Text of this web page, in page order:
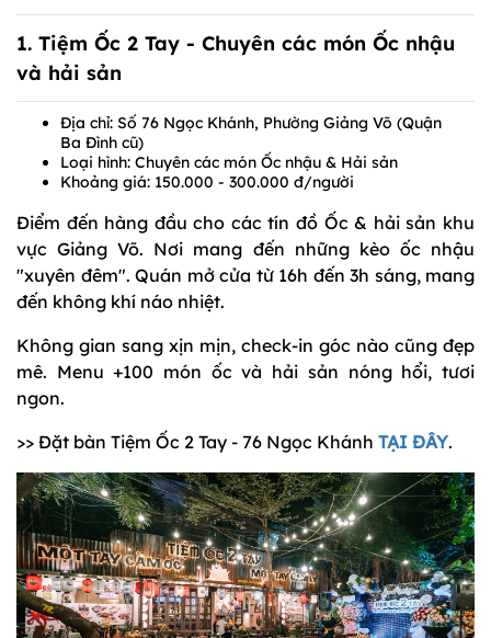
1. Tiệm Ốc 2 Tay - Chuyên các món Ốc nhậu
và hải sản
Địa chỉ: Số 76 Ngọc Khánh, Phường Giảng Võ (Quận
Ba Đình cũ)
Loại hình: Chuyên các món Ốc nhậu & Hải sản
Khoảng giá: 150.000 - 300.000 đ/người
Điểm đến hàng đầu cho các tín đồ Ốc & hải sản khu
vực Giảng Võ. Nơi mang đến những kèo ốc nhậu
"xuyên đêm". Quán mở cửa từ 16h đến 3h sáng, mang
đến không khí náo nhiệt.
Không gian sang xịn mịn, check-in góc nào cũng đẹp
mê. Menu +100 món ốc và hải sản nóng hổi, tươi
ngon.
>> Đặt bàn Tiệm Ốc 2 Tay - 76 Ngọc Khánh TẠI ĐÂY.